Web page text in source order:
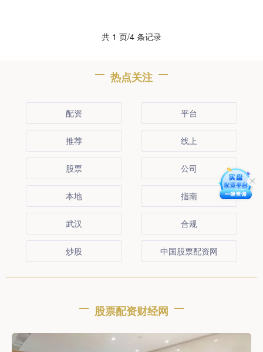
共 1 页/4 条记录
热点关注
配资 平台
推荐 线上
股票 公司
本地 指南
武汉 合规
炒股 中国股票配资网
股票配资财经网